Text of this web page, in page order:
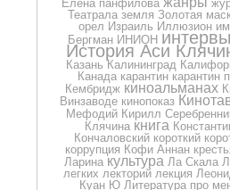
Елена панфилова
Театрала земля Золотая
орел Израиль Иллюзион
Бергман ИНИОН
История Аси
Казань Калининград
Канада карантин карантин
Кембридж киноальманах
Винзаводе кинопоказ
Мефодий Кирилл
Клячина книга
Кончаловский короткий
коррупция Кофи Аннан
Ларина культура Ла Скала
легких лекторий лекция
Куан Ю Литература про